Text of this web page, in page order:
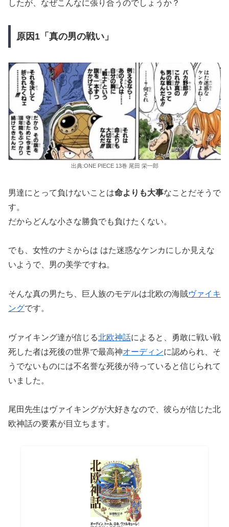
したが、なぜこんなに張り合うのでしょうか？
原因1「真の男の戦い」
出典:ONE PIECE 13巻 尾田 栄一郎
男達にとって負けないことは命よりも大事なことだそうで
す。
だからどんな小さな勝負でも負けたくない。
でも、女性のナミからは はた迷惑なケンカにしか見えな
いようで、男の美学ですね。
そんな真の男たち、巨人族のモデルは北欧の海賊ヴァイキ
ングです。
ヴァイキング達が信じる北欧神話によると、勇敢に戦い戦
死した者は死後の世界で最高神オーディンに認められ、そ
うでないものには不名誉な死後が待っていると信じられて
いました。
尾田先生はヴァイキングが大好きなので、彼らが信じた北
欧神話の要素が目立ちます。